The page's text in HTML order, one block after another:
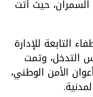
السمران، حيث أتت
التابعة للإدارة
التدخل، وتمت
الأمن الوطني،